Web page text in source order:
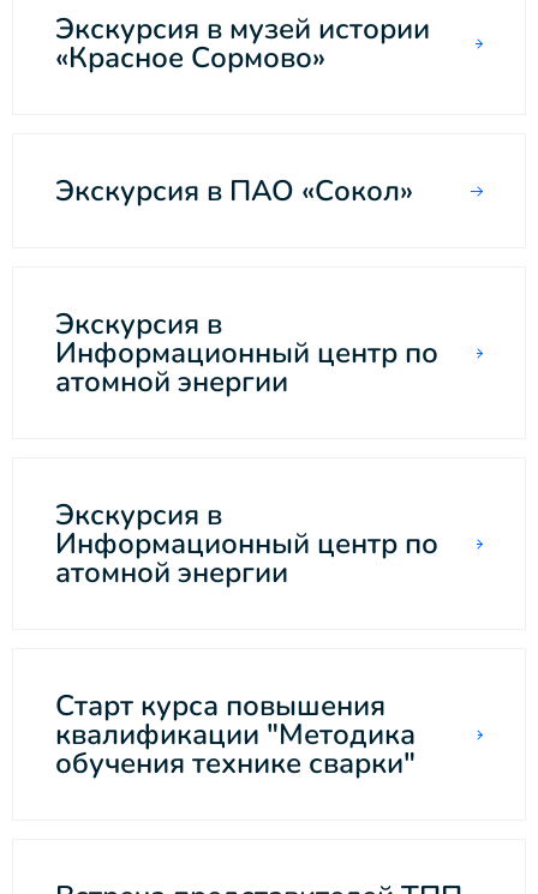
Экскурсия в музей истории
«Красное Сормово»
Экскурсия в ПАО «Сокол»
Экскурсия в
Информационный центр по
атомной энергии
Экскурсия в
Информационный центр по
атомной энергии
Старт курса повышения
квалификации "Методика
обучения технике сварки"